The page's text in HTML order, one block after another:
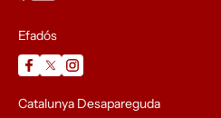
Efadós
Catalunya Desapareguda